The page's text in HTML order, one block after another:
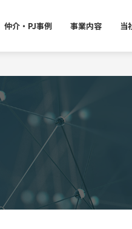
仲介・PJ事例 事業内容 当